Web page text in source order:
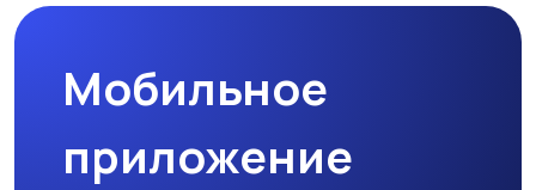
Мобильное
приложение